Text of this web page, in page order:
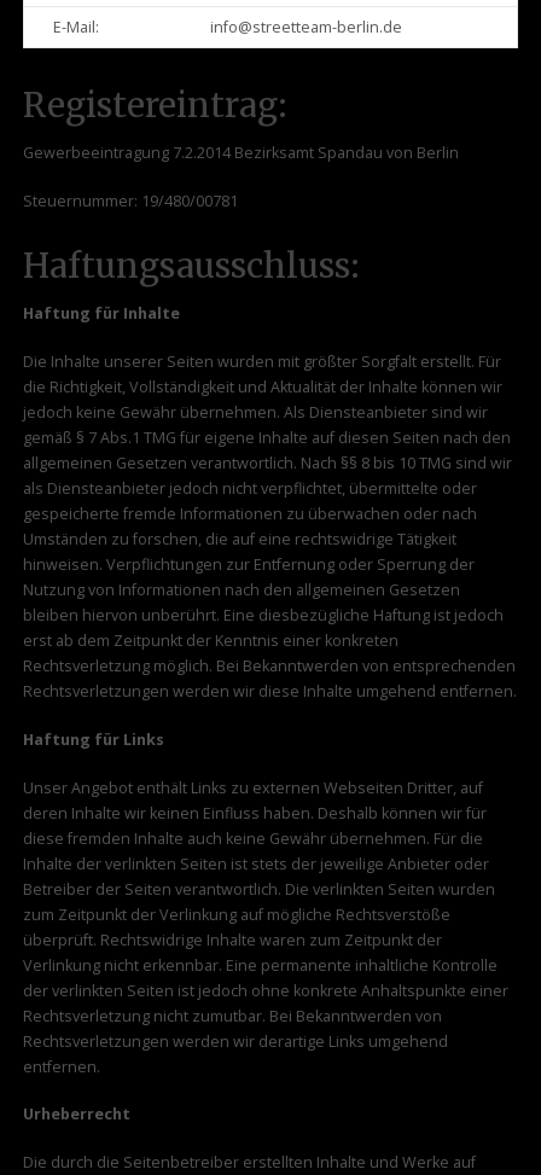
E-Mail: info@streetteam-berlin.de
Registereintrag:
Gewerbeeintragung 7.2.2014 Bezirksamt Spandau von Berlin
Steuernummer: 19/480/00781
Haftungsausschluss:
Haftung für Inhalte
Die Inhalte unserer Seiten wurden mit größter Sorgfalt erstellt. Für
die Richtigkeit, Vollständigkeit und Aktualität der Inhalte können wir
jedoch keine Gewähr übernehmen. Als Diensteanbieter sind wir
gemäß § 7 Abs.1 TMG für eigene Inhalte auf diesen Seiten nach den
allgemeinen Gesetzen verantwortlich. Nach §§ 8 bis 10 TMG sind wir
als Diensteanbieter jedoch nicht verpflichtet, übermittelte oder
gespeicherte fremde Informationen zu überwachen oder nach
Umständen zu forschen, die auf eine rechtswidrige Tätigkeit
hinweisen. Verpflichtungen zur Entfernung oder Sperrung der
Nutzung von Informationen nach den allgemeinen Gesetzen
bleiben hiervon unberührt. Eine diesbezügliche Haftung ist jedoch
erst ab dem Zeitpunkt der Kenntnis einer konkreten
Rechtsverletzung möglich. Bei Bekanntwerden von entsprechenden
Rechtsverletzungen werden wir diese Inhalte umgehend entfernen.
Haftung für Links
Unser Angebot enthält Links zu externen Webseiten Dritter, auf
deren Inhalte wir keinen Einfluss haben. Deshalb können wir für
diese fremden Inhalte auch keine Gewähr übernehmen. Für die
Inhalte der verlinkten Seiten ist stets der jeweilige Anbieter oder
Betreiber der Seiten verantwortlich. Die verlinkten Seiten wurden
zum Zeitpunkt der Verlinkung auf mögliche Rechtsverstöße
überprüft. Rechtswidrige Inhalte waren zum Zeitpunkt der
Verlinkung nicht erkennbar. Eine permanente inhaltliche Kontrolle
der verlinkten Seiten ist jedoch ohne konkrete Anhaltspunkte einer
Rechtsverletzung nicht zumutbar. Bei Bekanntwerden von
Rechtsverletzungen werden wir derartige Links umgehend
entfernen.
Urheberrecht
Die durch die Seitenbetreiber erstellten Inhalte und Werke auf